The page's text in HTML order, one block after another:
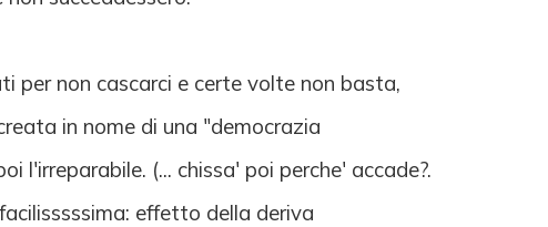
per non cascarci e certe volte non basta,
in nome di una "democrazia
(... chissa' poi perche' accade?.
effetto della deriva